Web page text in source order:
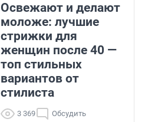
Освежают и делают
моложе: лучшие
стрижки для
женщин после 40 —
топ стильных
вариантов от
стилиста
3 369 Обсудить